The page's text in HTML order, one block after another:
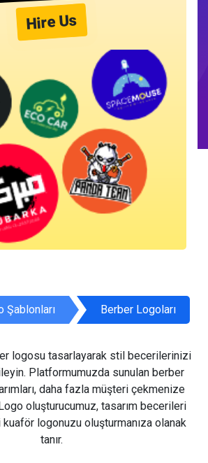
Hire Us
Şablonları Berber Logoları
logosu tasarlayarak stil becerilerinizi
Platformumuzda sunulan berber
daha fazla müşteri çekmenize
oluşturucumuz, tasarım becerileri
logonuzu oluşturmanıza olanak
tanır.